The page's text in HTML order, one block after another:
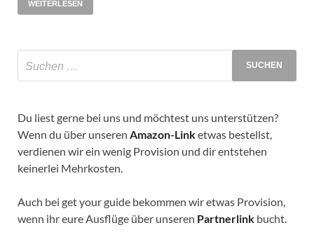
WEITERLESEN
Du liest gerne bei uns und möchtest uns unterstützen?
Wenn du über unseren Amazon-Linketwas bestellst,
verdienen wir ein wenig Provision und dir entstehen
keinerlei Mehrkosten.
Auch bei get your guide bekommen wir etwas Provision,
wenn ihr eure Ausflüge über unseren Partnerlink bucht.